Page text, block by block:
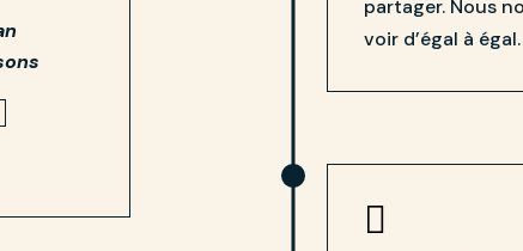
partager. Nous
voir d’égal à égal.
